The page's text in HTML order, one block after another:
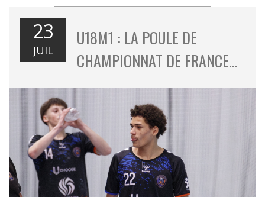
23
JUIL
U18M1 : LA POULE DE
CHAMPIONNAT DE FRANCE…